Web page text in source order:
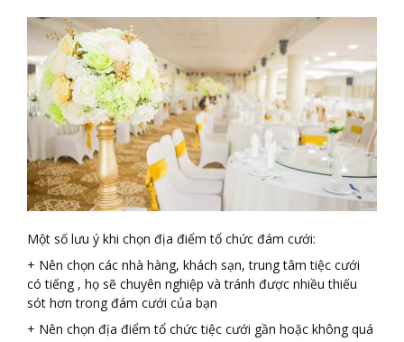
Một số lưu ý khi chọn địa điểm tổ chức đám cưới:
+ Nên chọn các nhà hàng, khách sạn, trung tâm tiệc cưới
có tiếng , họ sẽ chuyên nghiệp và tránh được nhiều thiếu
sót hơn trong đám cưới của bạn
+ Nên chọn địa điểm tổ chức tiệc cưới gần hoặc không quá